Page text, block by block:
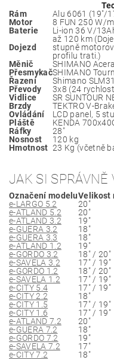
Rám
Alu 6061 (19"/
Motor
8 FUN 250 W/
Baterie
Li-ion 36 V/
Dojezd
až 120 km
stupně
profilu trati.)
Měnič
SHIMANO
PřesmykačSHIMANO
Řazení
Shimano
Převody
3x8 (24
Vidlice
SR SUNTOUR
Brzdy
TEKTRO V-
Ovládání
LCD panel, 5
Pláště
KENDA
Ráfky
28"
Nosnost
120 kg
Hmotnost 23 Kg (včetně
JAK SI SPRÁVNĚ
Označení modeluVelikost
e-LARGO 5.2
20"
e-ATLAND 5.2
20"
e-ATLAND 3.2
19"
e-GUERA 3.2
18"
e-GUERA 3.3
18"
e-ATLAND 1.2
19"
e-GORDO 3.2
18" / 20"
e-SAVELA 3.2
17" / 19"
e-GORDO 1.2
18" / 20"
e-SAVELA 1.2
17" / 19"
e-CITY 5.4
17" / 19"
e-CITY 2.2
18"
e-CITY 1.5
17" / 19"
e-CITY 1.6
17" / 19"
e-ATLAND 7.2
20"
e-GUERA 7.2
18"
e-GORDO 7.2
19"
e-SAVELA 7.2
17"
e-CITY 7.2
18"